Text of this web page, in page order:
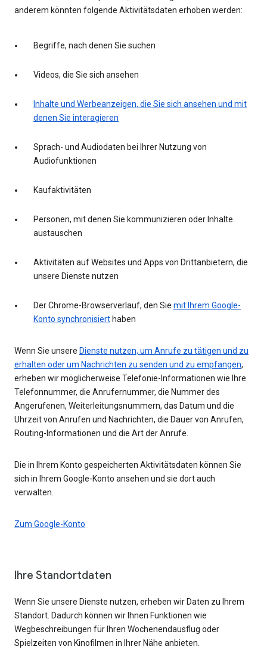
anderem könnten folgende Aktivitätsdaten erhoben werden:
Begriffe, nach denen Sie suchen
Videos, die Sie sich ansehen
Inhalte und Werbeanzeigen, die Sie sich ansehen und mit
denen Sie interagieren
Sprach- und Audiodaten bei Ihrer Nutzung von
Audiofunktionen
Kaufaktivitäten
Personen, mit denen Sie kommunizieren oder Inhalte
austauschen
Aktivitäten auf Websites und Apps von Drittanbietern, die
unsere Dienste nutzen
Der Chrome-Browserverlauf, den Sie mit Ihrem Google-
Konto synchronisiert haben
Wenn Sie unsere Dienste nutzen, um Anrufe zu tätigen und zu
erhalten oder um Nachrichten zu senden und zu empfangen,
erheben wir möglicherweise Telefonie-Informationen wie Ihre
Telefonnummer, die Anrufernummer, die Nummer des
Angerufenen, Weiterleitungsnummern, das Datum und die
Uhrzeit von Anrufen und Nachrichten, die Dauer von Anrufen,
Routing-Informationen und die Art der Anrufe.
Die in Ihrem Konto gespeicherten Aktivitätsdaten können Sie
sich in Ihrem Google-Konto ansehen und sie dort auch
verwalten.
Zum Google-Konto
Ihre Standortdaten
Wenn Sie unsere Dienste nutzen, erheben wir Daten zu Ihrem
Standort. Dadurch können wir Ihnen Funktionen wie
Wegbeschreibungen für Ihren Wochenendausflug oder
Spielzeiten von Kinofilmen in Ihrer Nähe anbieten.